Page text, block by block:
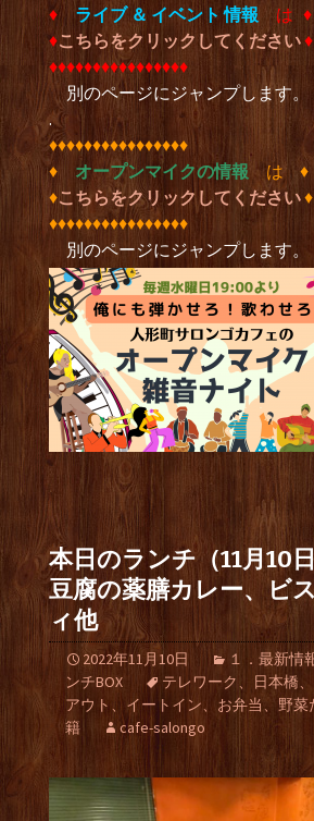
♦︎ ライブ ＆ イベント 情報
は ♦︎
♦︎こちらをクリックしてください♦︎
♦︎♦︎♦︎♦︎♦︎♦︎♦︎♦︎♦︎♦︎♦︎♦︎♦︎♦︎♦︎♦︎
別のページにジャンプします。
.
♦︎♦︎♦︎♦︎♦︎♦︎♦︎♦︎♦︎♦︎♦︎♦︎♦︎♦︎♦︎♦︎
♦︎ オープンマイクの情報は ♦︎
♦︎こちらをクリックしてください♦︎
♦︎♦︎♦︎♦︎♦︎♦︎♦︎♦︎♦︎♦︎♦︎♦︎♦︎♦︎♦︎♦︎
別のページにジャンプします。
本日のランチ（11月10
豆腐の薬膳カレー、ビ
ィ他
2022年11月10日 １．最新情
ンチBOX
テレワーク、日本橋
アウト、イートイン、お弁当、野菜
籍
cafe-salongo